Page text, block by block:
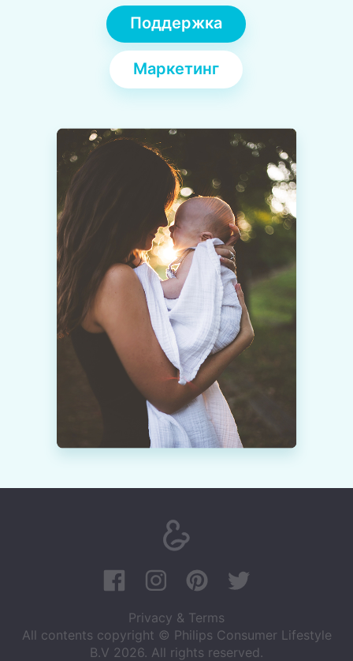
Поддержка
Маркетинг
Privacy & Terms
All contents copyright © Philips Consumer Lifestyle
B.V 2026. All rights reserved.